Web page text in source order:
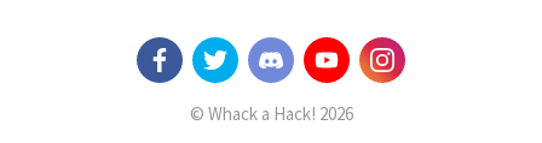
© Whack a Hack! 2026